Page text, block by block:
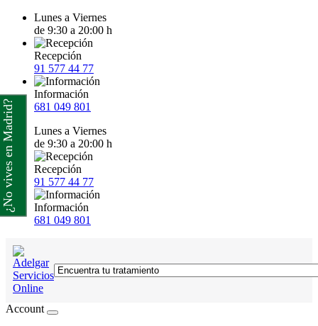
Lunes a Viernes
de 9:30 a 20:00 h
Recepción
91 577 44 77
Información
681 049 801
Lunes a Viernes
de 9:30 a 20:00 h
Recepción
91 577 44 77
Información
681 049 801
Account
¿No vives en Madrid?